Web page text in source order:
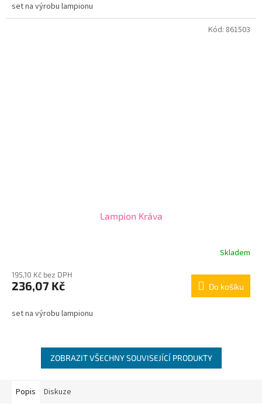
set na výrobu lampionu
Lampion Kráva
Skladem
195,10 Kč bez DPH
236,07 Kč Do košíku
set na výrobu lampionu
Kód: 861503
ZOBRAZIT VŠECHNY SOUVISEJÍCÍ PRODUKTY
Popis Diskuze